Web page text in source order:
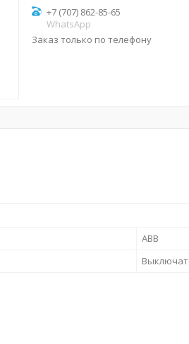
+7 (707) 862-85-65
WhatsApp
Заказ только по телефону
ABB